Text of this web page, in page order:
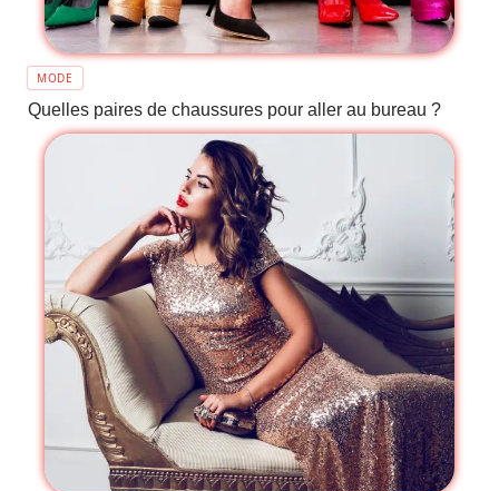
MODE
Quelles paires de chaussures pour aller au bureau ?